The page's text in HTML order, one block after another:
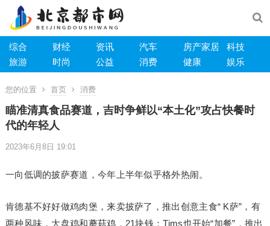
综合 财经 资讯 汽车 房产家居
科技
旅游
时尚 公益 消费 健康 娱乐
您的位置 首页 消费
瞄准清真食品赛道，吉时争鲜以“本土化”攻占快餐时
代的年轻人
2023年6月8日 19:01
一向低调的披萨赛道，今年上半年似乎格外热闹。
肯德基不好好做鸡肉堡，来卖披萨了，推出创意主食“ K萨”，有
两种风味，大盘鸡和蘑菇鸡，21块钱；Tims也开始“加餐”，推出